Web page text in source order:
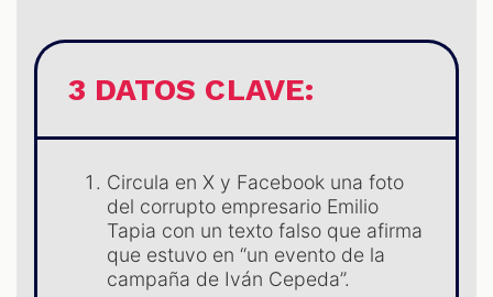
3 DATOS CLAVE:
Circula en X y Facebook una foto
del corrupto empresario Emilio
Tapia con un texto falso que afirma
que estuvo en “un evento de la
campaña de Iván Cepeda”.